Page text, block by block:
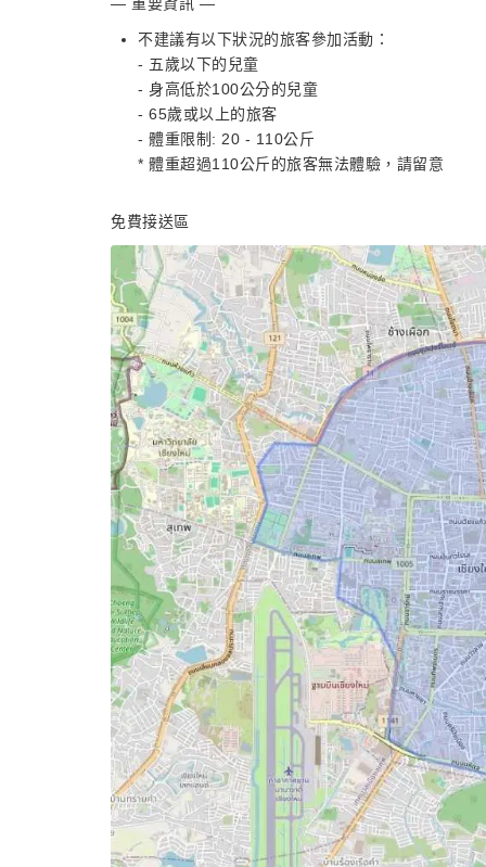
不建議有以下狀況的旅客參加活動：
- 五歲以下的兒童
- 身高低於100公分的兒童
- 65歲或以上的旅客
- 體重限制: 20 - 110公斤
* 體重超過110公斤的旅客無法體驗，請留意
免費接送區